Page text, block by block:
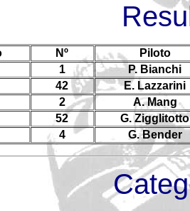
Nº
Piloto
1
P. Bianchi
42
E. Lazzarini
2
A. Mang
52
G. Zigglitotto
4 G. Bender